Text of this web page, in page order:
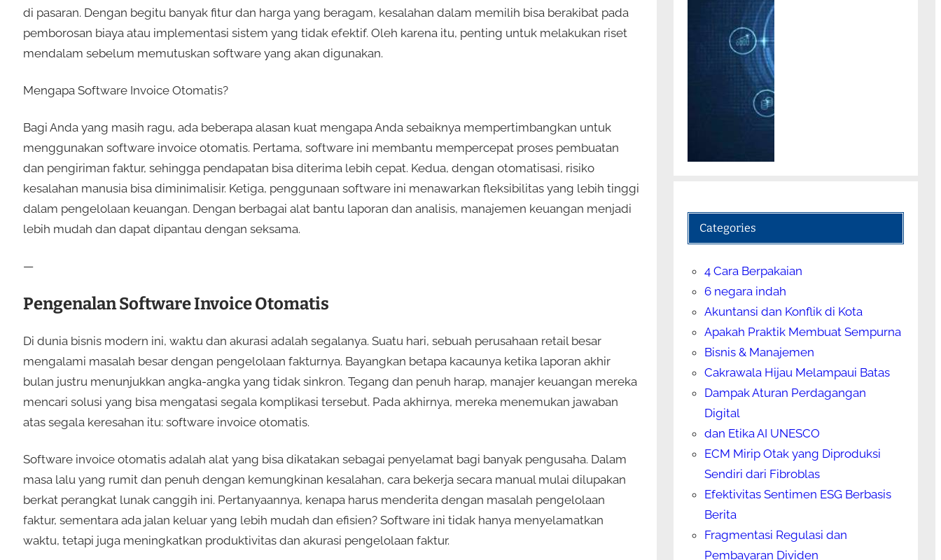
di pasaran. Dengan begitu banyak fitur dan harga yang beragam, kesalahan dalam memilih bisa berakibat pada
pemborosan biaya atau implementasi sistem yang tidak efektif. Oleh karena itu, penting untuk melakukan riset
mendalam sebelum memutuskan software yang akan digunakan.
Mengapa Software Invoice Otomatis?
Bagi Anda yang masih ragu, ada beberapa alasan kuat mengapa Anda sebaiknya mempertimbangkan untuk
menggunakan software invoice otomatis. Pertama, software ini membantu mempercepat proses pembuatan
dan pengiriman faktur, sehingga pendapatan bisa diterima lebih cepat. Kedua, dengan otomatisasi, risiko
kesalahan manusia bisa diminimalisir. Ketiga, penggunaan software ini menawarkan fleksibilitas yang lebih tinggi
dalam pengelolaan keuangan. Dengan berbagai alat bantu laporan dan analisis, manajemen keuangan menjadi
lebih mudah dan dapat dipantau dengan seksama.
—
Pengenalan Software Invoice Otomatis
Di dunia bisnis modern ini, waktu dan akurasi adalah segalanya. Suatu hari, sebuah perusahaan retail besar
mengalami masalah besar dengan pengelolaan fakturnya. Bayangkan betapa kacaunya ketika laporan akhir
bulan justru menunjukkan angka-angka yang tidak sinkron. Tegang dan penuh harap, manajer keuangan mereka
mencari solusi yang bisa mengatasi segala komplikasi tersebut. Pada akhirnya, mereka menemukan jawaban
atas segala keresahan itu: software invoice otomatis.
Software invoice otomatis adalah alat yang bisa dikatakan sebagai penyelamat bagi banyak pengusaha. Dalam
masa lalu yang rumit dan penuh dengan kemungkinan kesalahan, cara bekerja secara manual mulai dilupakan
berkat perangkat lunak canggih ini. Pertanyaannya, kenapa harus menderita dengan masalah pengelolaan
faktur, sementara ada jalan keluar yang lebih mudah dan efisien? Software ini tidak hanya menyelamatkan
waktu, tetapi juga meningkatkan produktivitas dan akurasi pengelolaan faktur.
Categories
4 Cara Berpakaian
6 negara indah
Akuntansi dan Konflik di Kota
Apakah Praktik Membuat Sempurna
Bisnis & Manajemen
Cakrawala Hijau Melampaui Batas
Dampak Aturan Perdagangan
Digital
dan Etika AI UNESCO
ECM Mirip Otak yang Diproduksi
Sendiri dari Fibroblas
Efektivitas Sentimen ESG Berbasis
Berita
Fragmentasi Regulasi dan
Pembayaran Dividen